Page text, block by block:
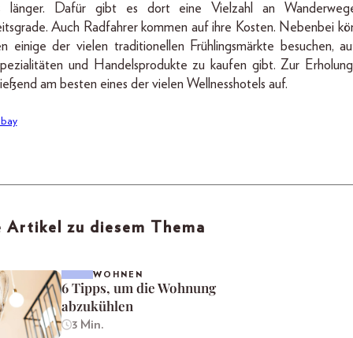
länger. Dafür gibt es dort eine Vielzahl an
Auch Radfahrer kommen auf ihre Kosten. Nebenbei
einige der vielen traditionellen Frühlingsmärkte besuchen,
und Handelsprodukte zu kaufen gibt. Zur
am besten eines der vielen Wellnesshotels auf.
Artikel zu diesem Thema
WOHNEN
6 Tipps, um die Wohnung
abzukühlen
3 Min.